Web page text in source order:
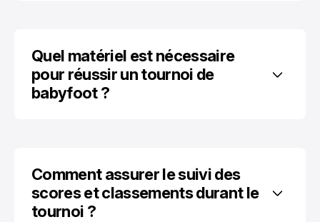
Quel matériel est nécessaire
pour réussir un tournoi de
babyfoot ?
Comment assurer le suivi des
scores et classements durant le
tournoi ?